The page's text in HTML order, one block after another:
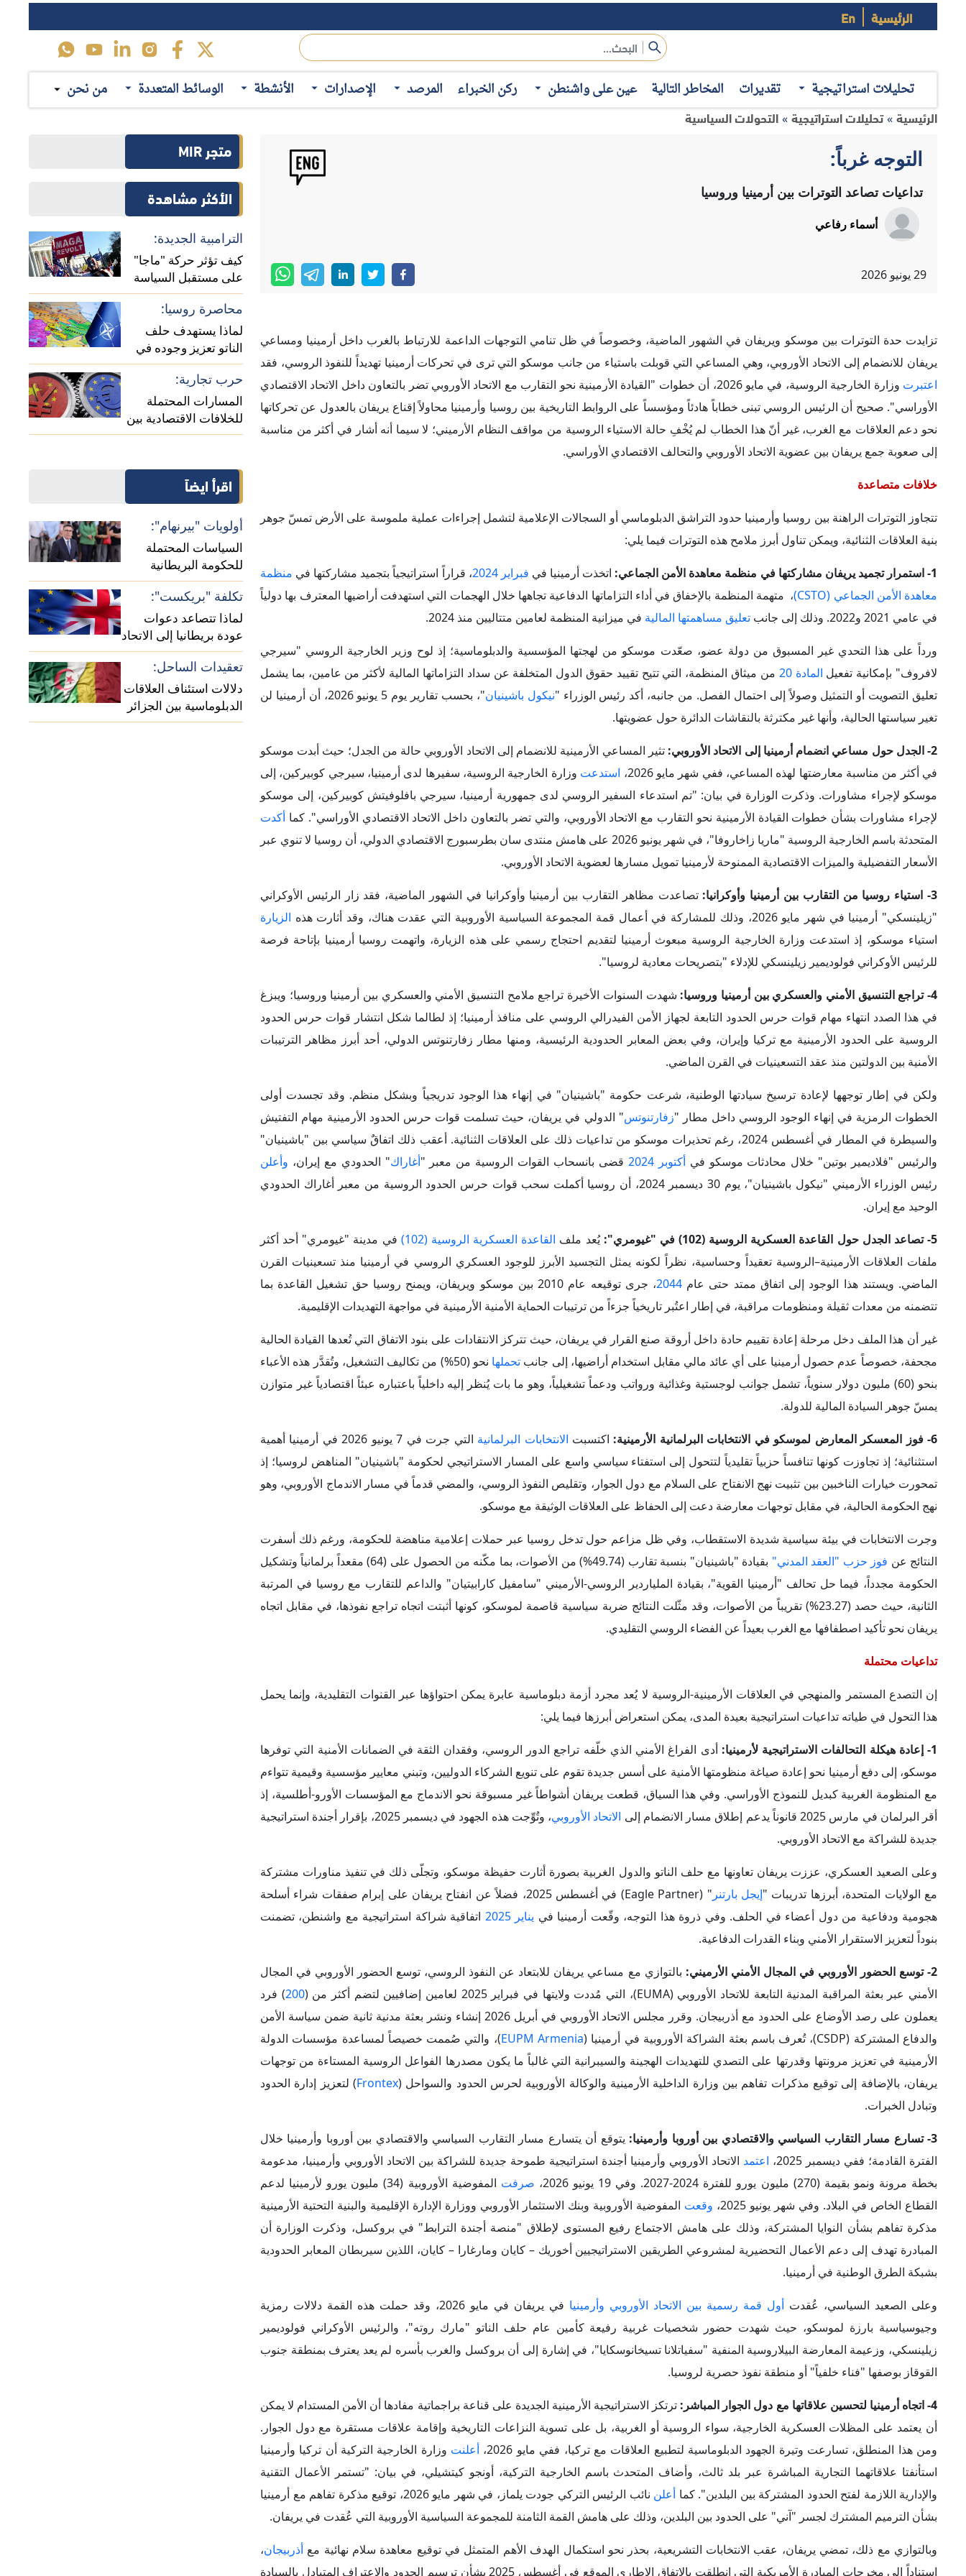
الرئيسية En
تحليلات استراتيجية تقديرات المخاطر التالية عين على واشنطن ركن الخبراء المرصد الإصدارات الأنشطة الوسائط المتعددة من نحن
تزايدت حدة التوترات بين موسكو ويريفان في الشهور الماضية، وخصوصاً في ظل تنامي التوجهات الداعمة للارتباط بالغرب داخل أرمينيا ومساعي
يريفان للانضمام إلى الاتحاد الأوروبي، وهي المساعي التي قوبلت باستياء من جانب موسكو التي ترى في تحركات أرمينيا تهديداً للنفوذ الروسي، فقد
وزارة الخارجية الروسية، في مايو 2026، أن خطوات "القيادة الأرمينية نحو التقارب مع الاتحاد الأوروبي تضر بالتعاون داخل الاتحاد الاقتصادي
الأوراسي". صحيح أن الرئيس الروسي تبنى خطاباً هادئاً ومؤسساً على الروابط التاريخية بين روسيا وأرمينيا محاولاً إقناع يريفان بالعدول عن تحركاتها
نحو دعم العلاقات مع الغرب، غير أنّ هذا الخطاب لم يُخْفِ حالة الاستياء الروسية من مواقف النظام الأرميني؛ لا سيما أنه أشار في أكثر من مناسبة
إلى صعوبة جمع يريفان بين عضوية الاتحاد الأوروبي والتحالف الاقتصادي الأوراسي.
تتجاوز التوترات الراهنة بين روسيا وأرمينيا حدود التراشق الدبلوماسي أو السجالات الإعلامية لتشمل إجراءات عملية ملموسة على الأرض تمسّ جوهر
بنية العلاقات الثنائية، ويمكن تناول أبرز ملامح هذه التوترات فيما يلي:
، قراراً استراتيجياً بتجميد مشاركتها فيمنظمة
، متهمة المنظمة بالإخفاق في أداء التزاماتها الدفاعية تجاهها خلال الهجمات التي استهدفت أراضيها المعترف بها دولياً
ورداً على هذا التحدي غير المسبوق من دولة عضو، صعّدت موسكو من لهجتها المؤسسية والدبلوماسية؛ إذ لوح وزير الخارجية الروسي "سيرجي
لافروف" بإمكانية تفعيلالمادة 20
من ميثاق المنظمة، التي تتيح تقييد حقوق الدول المتخلفة عن سداد التزاماتها المالية لأكثر من عامين، بما يشمل
تعليق التصويت أو التمثيل وصولاً إلى احتمال الفصل. من جانبه، أكد رئيس الوزراء "نيكول باشينيان
"، بحسب تقارير يوم 5 يونيو 2026، أن أرمينيا لن
تغير سياستها الحالية، وأنها غير مكترثة بالنقاشات الدائرة حول عضويتها.
2- الجدل حول مساعي انضمام أرمينيا إلى الاتحاد الأوروبي:
تثير المساعي الأرمينية للانضمام إلى الاتحاد الأوروبي حالة من الجدل؛ حيث أبدت موسكو
موسكو لإجراء مشاورات. وذكرت الوزارة في بيان: "تم استدعاء السفير الروسي لدى جمهورية أرمينيا، سيرجي بافلوفيتش كوبيركين، إلى موسكو
لإجراء مشاورات بشأن خطوات القيادة الأرمينية نحو التقارب مع الاتحاد الأوروبي، والتي تضر بالتعاون داخل الاتحاد الاقتصادي الأوراسي". كما
تصاعدت مظاهر التقارب بين أرمينيا وأوكرانيا في الشهور الماضية، فقد زار الرئيس الأوكراني
"زيلينسكي" أرمينيا في شهر مايو 2026، وذلك للمشاركة في أعمال قمة المجموعة السياسية الأوروبية التي عقدت هناك، وقد أثارت هذه
للرئيس الأوكراني ​فولوديمير زيلينسكي للإدلاء "بتصريحات معادية لروسيا".
4- تراجع التنسيق الأمني والعسكري بين أرمينيا وروسيا:
شهدت السنوات الأخيرة تراجع ملامح التنسيق الأمني والعسكري بين أرمينيا وروسيا؛ ويبزغ
في هذا الصدد انتهاء مهام قوات حرس الحدود التابعة لجهاز الأمن الفيدرالي الروسي على منافذ أرمينيا؛ إذ لطالما شكل انتشار قوات حرس الحدود
الأمنية بين الدولتين منذ عقد التسعينيات في القرن الماضي.
ولكن في إطار توجهها لإعادة ترسيخ سيادتها الوطنية، شرعت حكومة "باشينيان" في إنهاء هذا الوجود تدريجياً وبشكل منظم. وقد تجسدت أولى
الخطوات الرمزية في إنهاء الوجود الروسي داخل مطار " زفارتنوتس " الدولي في يريفان، حيث تسلمت قوات حرس الحدود الأرمينية مهام التفتيش
والسيطرة في المطار في أغسطس 2024، رغم تحذيرات موسكو من تداعيات ذلك على العلاقات الثنائية. أعقب ذلك اتفاقٌ سياسي بين "باشينيان"
والرئيس "فلاديمير بوتين" خلال محادثات موسكو في أكتوبر 2024 قضى بانسحاب القوات الروسية من معبر "
الوحيد مع إيران.
5- تصاعد الجدل حول القاعدة العسكرية الروسية (102) في "غيومري": يُعد ملف القاعدة العسكرية الروسية (102)
في مدينة "غيومري" أحد أكثر
ملفات العلاقات الأرمينية–الروسية تعقيداً وحساسية، نظراً لكونه يمثل التجسيد الأبرز للوجود العسكري الروسي في أرمينيا منذ تسعينيات القرن
تتضمنه من معدات ثقيلة ومنظومات مراقبة، في إطار اعتُبر تاريخياً جزءاً من ترتيبات الحماية الأمنية الأرمينية في مواجهة التهديدات الإقليمية.
غير أن هذا الملف دخل مرحلة إعادة تقييم حادة داخل أروقة صنع القرار في يريفان، حيث تتركز الانتقادات على بنود الاتفاق التي تُعدها القيادة الحالية
مجحفة، خصوصاً عدم حصول أرمينيا على أي عائد مالي مقابل استخدام أراضيها، إلى جانب
يمسّ جوهر السيادة المالية للدولة.
اكتسبتالانتخابات البرلمانية
التي جرت في 7 يونيو 2026 في أرمينيا أهمية
استثنائية؛ إذ تجاوزت كونها تنافساً حزبياً تقليدياً لتتحول إلى استفتاء سياسي واسع على المسار الاستراتيجي لحكومة "باشينيان" المناهض لروسيا؛ إذ
تمحورت خيارات الناخبين بين تثبيت نهج الانفتاح على السلام مع دول الجوار، وتقليص النفوذ الروسي، والمضي قدماً في مسار الاندماج الأوروبي، وهو
نهج الحكومة الحالية، في مقابل توجهات معارضة دعت إلى الحفاظ على العلاقات الوثيقة مع موسكو.
وجرت الانتخابات في بيئة سياسية شديدة الاستقطاب، وفي ظل مزاعم حول تدخل روسيا عبر حملات إعلامية مناهضة للحكومة، ورغم ذلك أسفرت
النتائج عنفوز حزب "العقد المدني"
بقيادة "باشينيان" بنسبة تقارب (49.74%) من الأصوات، بما مكّنه من الحصول على (64) مقعداً برلمانياً وتشكيل
الحكومة مجدداً، فيما حل تحالف "أرمينيا القوية"، بقيادة الملياردير الروسي-الأرميني "سامفيل كارابيتيان" والداعم للتقارب مع روسيا في المرتبة
الثانية، حيث حصد (23.27%) تقريباً من الأصوات، وقد مثّلت النتائج ضربة سياسية قاصمة لموسكو، كونها أثبتت اتجاه تراجع نفوذها، في مقابل اتجاه
تداعيات محتملة
إن التصدع المستمر والمنهجي في العلاقات الأرمينية-الروسية لا يُعد مجرد أزمة دبلوماسية عابرة يمكن احتواؤها عبر القنوات التقليدية، وإنما يحمل
هذا التحول في طياته تداعيات استراتيجية بعيدة المدى، يمكن استعراض أبرزها فيما يلي:
1- إعادة هيكلة التحالفات الاستراتيجية لأرمينيا:
أدى الفراغ الأمني الذي خلّفه تراجع الدور الروسي، وفقدان الثقة في الضمانات الأمنية التي توفرها
موسكو، إلى دفع أرمينيا نحو إعادة صياغة منظومتها الأمنية على أسس جديدة تقوم على تنويع الشركاء الدوليين، وتبني معايير مؤسسية وقيمية تتواءم
مع المنظومة الغربية كبديل للنموذج الأوراسي. وفي هذا السياق، قطعت يريفان أشواطاً غير مسبوقة نحو الاندماج مع المؤسسات الأورو-أطلسية، إذ
أقر البرلمان في مارس 2025 قانوناً يدعم إطلاق مسار الانضمام إلى
الاتحاد الأوروبي
جديدة للشراكة مع الاتحاد الأوروبي.
وعلى الصعيد العسكري، عززت يريفان تعاونها مع حلف الناتو والدول الغربية بصورة أثارت حفيظة موسكو، وتجلّى ذلك في تنفيذ مناورات مشتركة
مع الولايات المتحدة، أبرزها تدريبات "إيجل بارتنر
" (Eagle Partner) في أغسطس 2025، فضلاً عن انفتاح يريفان على إبرام صفقات شراء أسلحة
هجومية ودفاعية من دول أعضاء في الحلف. وفي ذروة هذا التوجه، وقّعت أرمينيا فييناير 2025
اتفاقية شراكة استراتيجية مع واشنطن، تضمنت
بنوداً لتعزيز الاستقرار الأمني وبناء القدرات الدفاعية.
2- توسع الحضور الأوروبي في المجال الأمني الأرميني:
الأمني عبر بعثة المراقبة المدنية التابعة للاتحاد الأوروبي (EUMA)، التي مُددت ولايتها في فبراير 2025 لعامين إضافيين لتضم أكثر من (
200
) فرد
الأرمينية في تعزيز مرونتها وقدرتها على التصدي للتهديدات الهجينة والسيبرانية التي غالباً ما يكون مصدرها الفواعل الروسية المستاءة من توجهات
يريفان، بالإضافة إلى توقيع مذكرات تفاهم بين وزارة الداخلية الأرمينية والوكالة الأوروبية لحرس الحدود والسواحل ( Frontex) لتعزيز إدارة الحدود
وتبادل الخبرات.
بخطة مرونة ونمو بقيمة (270) مليون يورو للفترة 2024-2027. وفي 19 يونيو 2026،
صرفت
المفوضية الأوروبية (34) مليون يورو لأرمينيا لدعم
القطاع الخاص في البلاد. وفي شهر يونيو 2025،
وقعتالمفوضية الأوروبية وبنك الاستثمار الأوروبي ووزارة الإدارة الإقليمية والبنية التحتية الأرمينية
مذكرة تفاهم بشأن النوايا المشتركة، وذلك على هامش الاجتماع رفيع المستوى لإطلاق "منصة أجندة الترابط" في بروكسل، وذكرت الوزارة أن
المبادرة تهدف إلى دعم الأعمال التحضيرية لمشروعي الطريقين الاستراتيجيين أخوريك – كايان ومارغارا – كايان، اللذين سيربطان المعابر الحدودية
بشبكة الطرق الوطنية في أرمينيا.
وعلى الصعيد السياسي، عُقدت أول قمة رسمية بين الاتحاد الأوروبي وأرمينيا
في يريفان في مايو 2026، وقد حملت هذه القمة دلالات رمزية
وجيوسياسية بارزة لموسكو، حيث شهدت حضور شخصيات غربية رفيعة كأمين عام حلف الناتو "مارك روته"، والرئيس الأوكراني فولوديمير
زيلينسكي، وزعيمة المعارضة البيلاروسية المنفية "سفياتلانا تسيخانوسكايا"، في إشارة إلى أن بروكسل والغرب بأسره لم يعد يعترف بمنطقة جنوب
القوقاز بوصفها "فناء خلفياً" أو منطقة نفوذ حصرية لروسيا.
4- اتجاه أرمينيا لتحسين علاقاتها مع دول الجوار المباشر:
ومن هذا المنطلق، تسارعت وتيرة الجهود الدبلوماسية لتطبيع العلاقات مع تركيا، ففي مايو 2026،
أعلنتوزارة الخارجية التركية أن تركيا وأرمينيا
استأنفتا علاقاتهما التجارية المباشرة عبر بلد ثالث، وأضاف المتحدث باسم الخارجية التركية، أونجو كيتشيلي، في بيان: "تستمر الأعمال التقنية
والإدارية اللازمة لفتح الحدود المشتركة بين البلدين". كماأعلن
نائب الرئيس التركي جودت يلماز، في شهر مايو 2026، توقيع مذكرة تفاهم مع أرمينيا
بشأن الترميم المشترك لجسر "آني" على الحدود بين البلدين، وذلك على هامش القمة الثامنة للمجموعة السياسية الأوروبية التي عُقدت في يريفان.
وبالتوازي مع ذلك، تمضي يريفان، عقب الانتخابات التشريعية، بحذر نحو استكمال الهدف الأهم المتمثل في توقيع معاهدة سلام نهائية مع أذربيجان،
يفرض الابتعاد التدريجي عن عباءة الاتحاد الاقتصادي الأوراسي تحديات جمة بالنسبة ليريفان،
غير أن فتح الحدود المغلقة مع كل من تركيا وأذربيجان سيتحول إلى فرصة تاريخية وذهبية لأرمينيا لكسر عزلتها الجغرافية التي كبلت اقتصادها لعقود،
باعتبارها دولة حبيسة اعتمدت على مسارات تجارية محدودة وخاضعة لاعتبارات سياسية وأمنية.
وفي هذا الإطار، تتجه يريفان بقوة إلى الاندماج في الممرات التجارية الدولية العابرة للقارات، وفي مقدمتها مشروع "طريق ترامب للسلام والازدهار
الدوليين"، حيث تمتوقيع
الاتفاقية الإطارية بين أرمينيا والولايات المتحدة الأمريكية، في شهر يونيو 2026، بشأن التعاون الاستراتيجي المتعلق بمسار
ترامب من أجل السلام والازدهار الدوليين. وتهدف هذه المبادرة إلى دعم عملية السلام بين أرمينيا وأذربيجان، ودمج الاقتصاد الأرميني في شبكة
ممرات تجارية حديثة تربط جنوب القوقاز بتركيا والأسواق الأوروبية، مع إمكانية اتصاله مستقبلاً بشبكات النقل المؤدية إلى آسيا الوسطى.
6- إمكانية توظيف موسكو ورقة الطاقة في الضغط على أرمينيا: يمثل قطاع الطاقةنقطة الضعف الهيكلية الأبرز بالنسبة لأرمينيا؛ إذ تعتمد يريفان
بنسبة تصل إلى (61%) في تلبية احتياجاتها الوطنية من الطاقة على الغاز الطبيعي، وتستورد ما بين (85%–90%) من هذا الغاز حصرياً من روسيا عبر
عقود طويلة الأجل وبأسعار تفضيلية. ولم يتوانَ
الكرملين
عن التلويح باستخدام هذه الورقة الحساسة، إذ حذّر المتحدث باسم الرئاسة الروسية
"دميتري بيسكوف"، في أواخر مايو 2026، على هامش الجدل حول التوجه الجيوسياسي لأرمينيا، بشكل غير مباشر، من أن أرمينيا قد تخسر هذه
الناتو تعزيز وجوده في
منطقة القوقاز؟
حرب تجارية:
المسارات المحتملة
للخلافات الاقتصادية بين
اقرأ ايضاً
أولويات "بيرنهام":
السياسات المحتملة
للحكومة البريطانية
الجديدة
تكلفة "بريكست":
لماذا تتصاعد دعوات
عودة بريطانيا إلى الاتحاد
الأوروبي؟
تعقيدات الساحل:
دلالات استئناف العلاقات
الدبلوماسية بين الجزائر
ومالي